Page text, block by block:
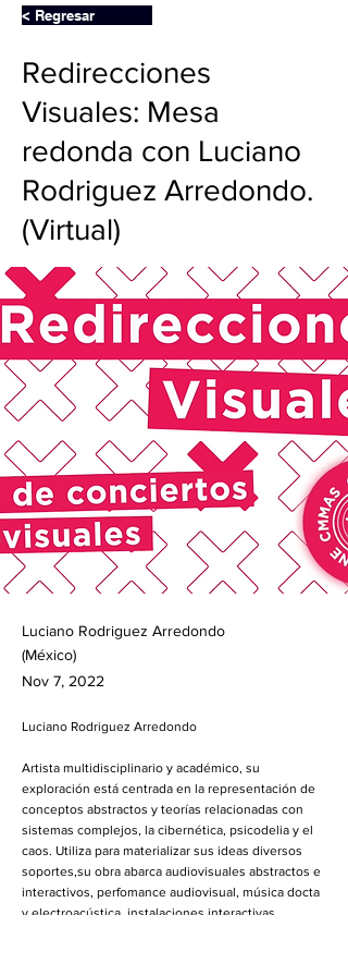
< Regresar
Redirecciones
Visuales: Mesa
redonda con Luciano
Rodriguez Arredondo.
(Virtual)
Luciano Rodriguez Arredondo
(México)
Nov 7, 2022
Luciano Rodriguez Arredondo
Artista multidisciplinario y académico, su
exploración está centrada en la representación de
conceptos abstractos y teorías relacionadas con
sistemas complejos, la cibernética, psicodelia y el
caos. Utiliza para materializar sus ideas diversos
soportes,su obra abarca audiovisuales abstractos e
interactivos, perfomance audiovisual, música docta
y electroacústica, instalaciones interactivas,